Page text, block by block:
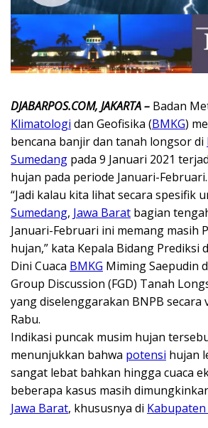
DJABARPOS.COM, JAKARTA – Badan
Klimatologi dan Geofisika (BMKG)
bencana banjir dan tanah longsor di
Sumedang pada 9 Januari 2021
hujan pada periode Januari-Februari.
“Jadi kalau kita lihat secara spesifik
Sumedang, Jawa Barat bagian
Januari-Februari ini memang masih
hujan,” kata Kepala Bidang Prediksi
Dini Cuaca BMKG Miming Saepudin
Group Discussion (FGD) Tanah
yang diselenggarakan BNPB secara
Rabu.
Indikasi puncak musim hujan
menunjukkan bahwa potensi hujan
sangat lebat bahkan hingga cuaca
beberapa kasus masih
Jawa Barat, khususnya di